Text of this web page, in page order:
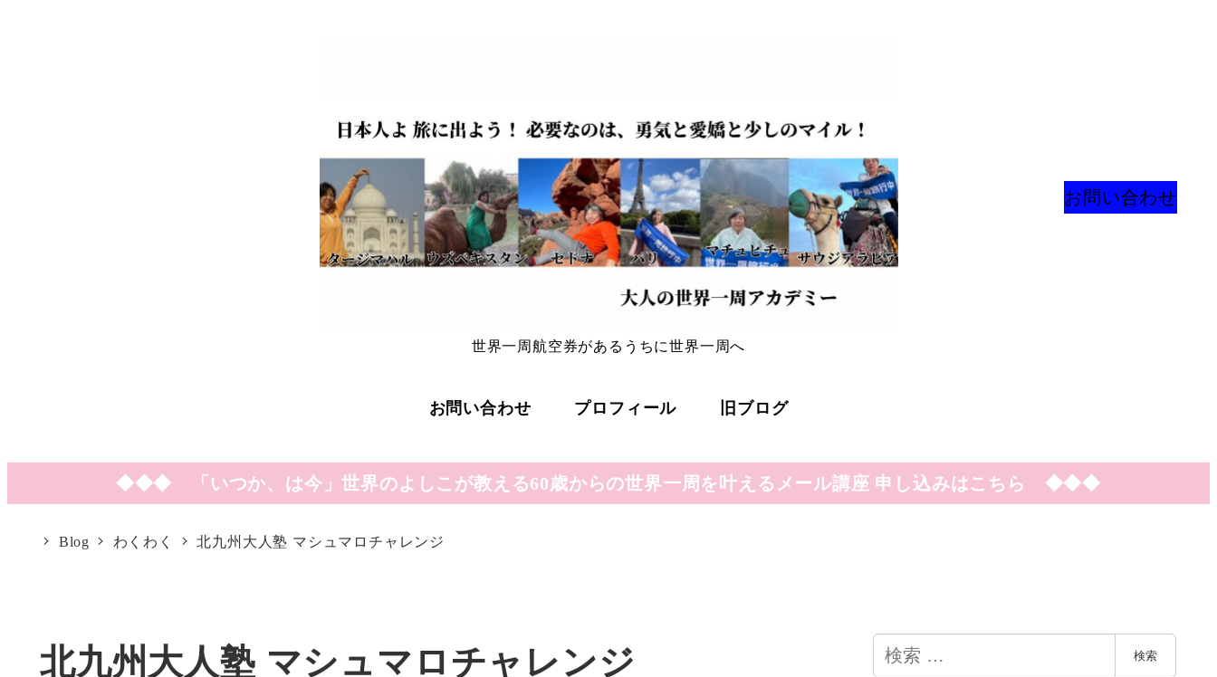
世界一周航空券があるうちに世界一周へ
お問い合わせ
お問い合わせ プロフィール 旧ブログ
◆◆◆ 「いつか、は今」世界のよしこが教える60歳からの世界一周を叶えるメール講座 申し込みはこちら ◆◆◆
Blog わくわく 北九州大人塾 マシュマロチャレンジ
北九州大人塾 マシュマロチャレンジ
検
検索